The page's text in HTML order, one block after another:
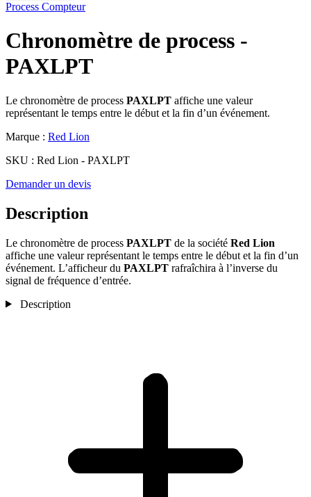
Process Compteur
Chronomètre de process -
PAXLPT
Le chronomètre de process PAXLPT affiche une valeur
représentant le temps entre le début et la fin d’un événement.
Marque : Red Lion
SKU : Red Lion - PAXLPT
Demander un devis
Description
Le chronomètre de process PAXLPT de la société Red Lion
affiche une valeur représentant le temps entre le début et la fin d’un
événement. L’afficheur du PAXLPT rafraîchira à l’inverse du
signal de fréquence d’entrée.
Description